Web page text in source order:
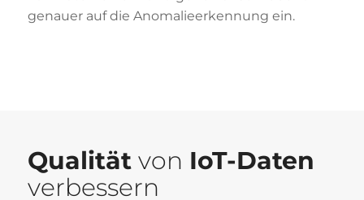
genauer auf die Anomalieerkennung ein.
Qualitätvon IoT-Daten
verbessern